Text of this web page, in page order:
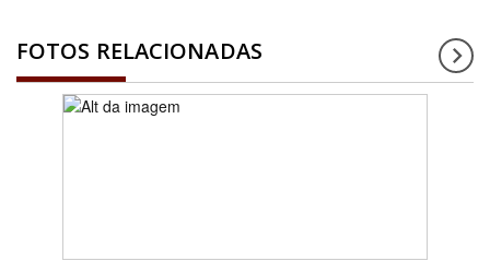
FOTOS RELACIONADAS